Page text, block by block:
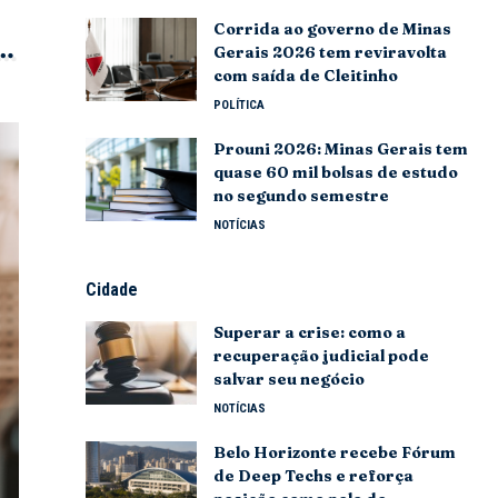
Corrida ao governo de Minas
Gerais 2026 tem reviravolta
com saída de Cleitinho
POLÍTICA
Prouni 2026: Minas Gerais tem
quase 60 mil bolsas de estudo
no segundo semestre
NOTÍCIAS
Cidade
Superar a crise: como a
recuperação judicial pode
salvar seu negócio
NOTÍCIAS
Belo Horizonte recebe Fórum
de Deep Techs e reforça